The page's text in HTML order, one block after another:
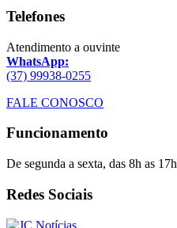
Telefones
Atendimento a ouvinte
WhatsApp:
(37) 99938-0255
FALE CONOSCO
Funcionamento
De segunda a sexta, das 8h as 17h
Redes Sociais